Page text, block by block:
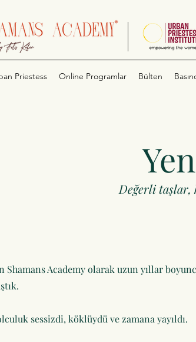
Priestess Online Programlar Bülten
Değerli
Shamans Academy olarak uzun yıllar
sessizdi, köklüydü ve zamana yayıldı.